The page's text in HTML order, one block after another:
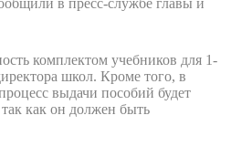
комплектом учебников для 1-
школ. Кроме того, в
выдачи пособий будет
как он должен быть